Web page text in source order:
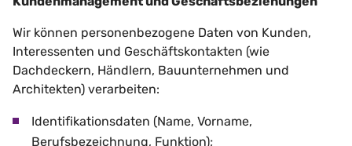
Wir können personenbezogene Daten von Kunden,
Interessenten und Geschäftskontakten (wie
Dachdeckern, Händlern, Bauunternehmen und
Architekten) verarbeiten:
Identifikationsdaten (Name, Vorname,
Berufsbezeichnung, Funktion);